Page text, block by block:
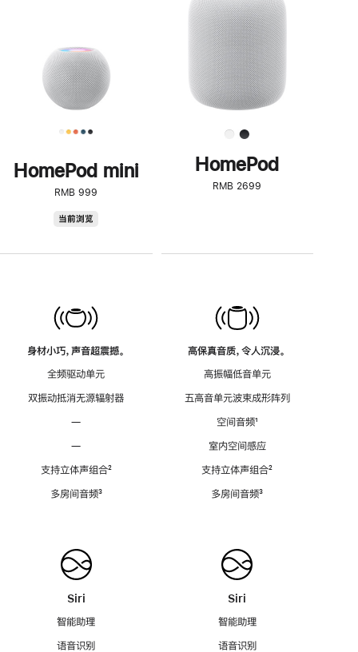
HomePod mini
RMB 999
当前浏览
身材小巧，声音超震撼。
全频驱动单元
双振动抵消无源辐射器
—
—
支持立体声组合脚
²
多房间音频脚
³
Siri
智能助理
语音识别
了
解
HomePod<
HomePod
RMB 2699
高保真音质，令人沉浸。
高振幅低音单元
五高音单元波束成形阵列
空间音频脚
¹
室内空间感应
支持立体声组合脚
²
多房间音频脚
³
Siri
智能助理
语音识别